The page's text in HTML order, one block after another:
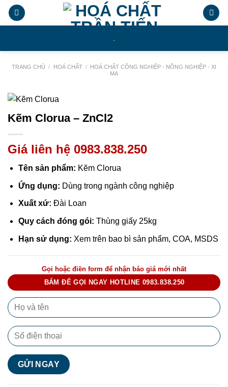
Chuyển
đến
TRANG CHỦ / HOÁ CHẤT / HOÁ CHẤT CÔNG NGHIỆP - NÔNG NGHIỆP - XI
MẠ
Kẽm Clorua – ZnCl2
Giá liên hệ 0983.838.250
Tên sản phẩm: Kẽm Clorua
Ứng dụng: Dùng trong ngành công nghiệp
Xuất xứ: Đài Loan
Quy cách đóng gói: Thùng giấy 25kg
Hạn sử dụng: Xem trên bao bì sản phẩm, COA, MSDS
Gọi hoặc điền form để nhận báo giá mới nhất
BẤM ĐỂ GỌI NGAY HOTLINE 0983.838.250